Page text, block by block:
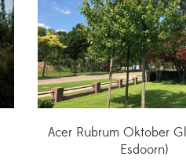
Acer Rubrum Oktober
Esdoorn)